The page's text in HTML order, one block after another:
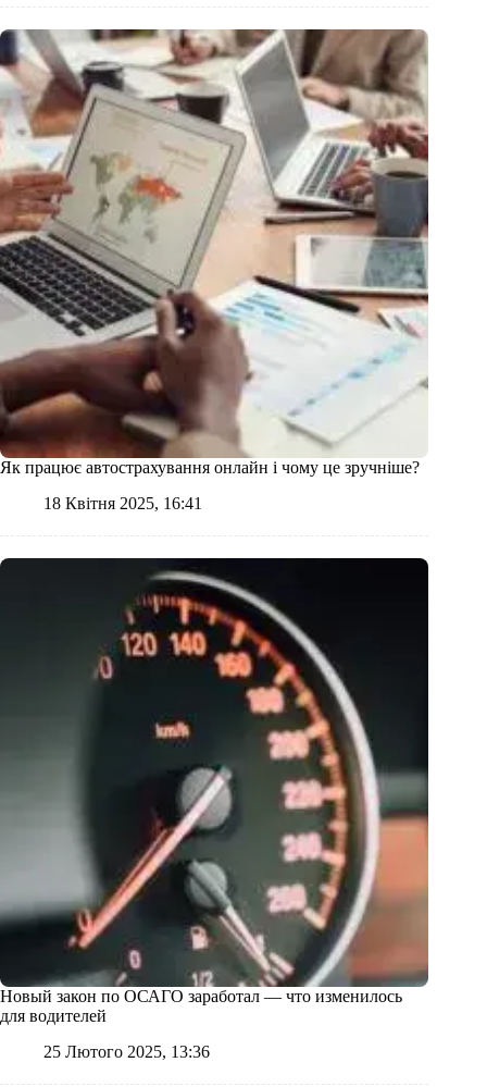
Як працює автострахування онлайн і чому це зручніше?
18 Квітня 2025, 16:41
Новый закон по ОСАГО заработал — что изменилось
для водителей
25 Лютого 2025, 13:36